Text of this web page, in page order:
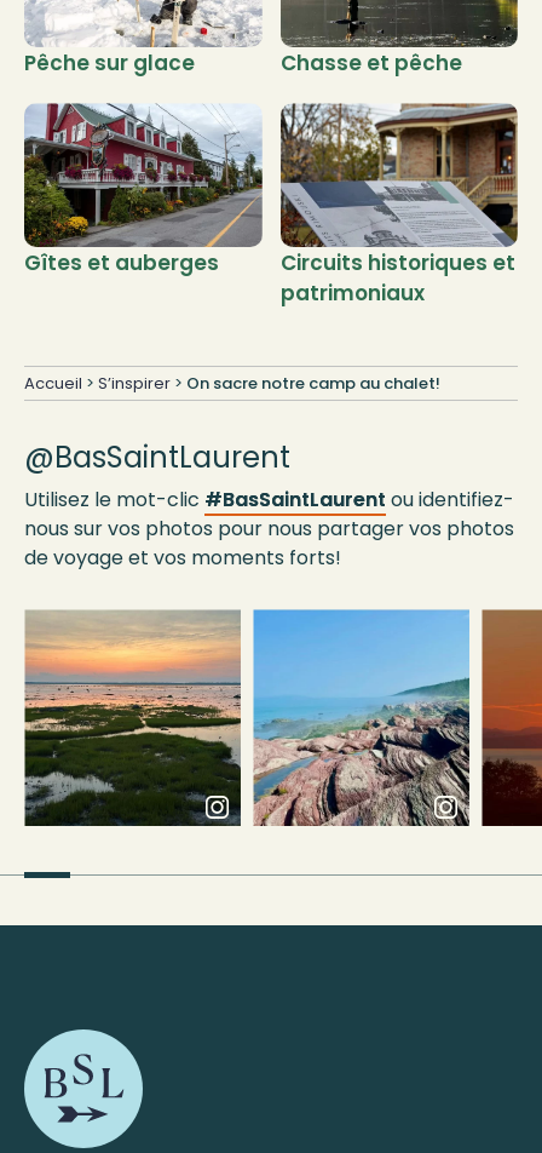
Pêche sur glace Chasse et pêche
Gîtes et auberges
Circuits historiques et
patrimoniaux
Accueil > S’inspirer > On sacre notre camp au chalet!
@BasSaintLaurent
Utilisez le mot-clic #BasSaintLaurent ou identifiez-
nous sur vos photos pour nous partager vos photos
de voyage et vos moments forts!